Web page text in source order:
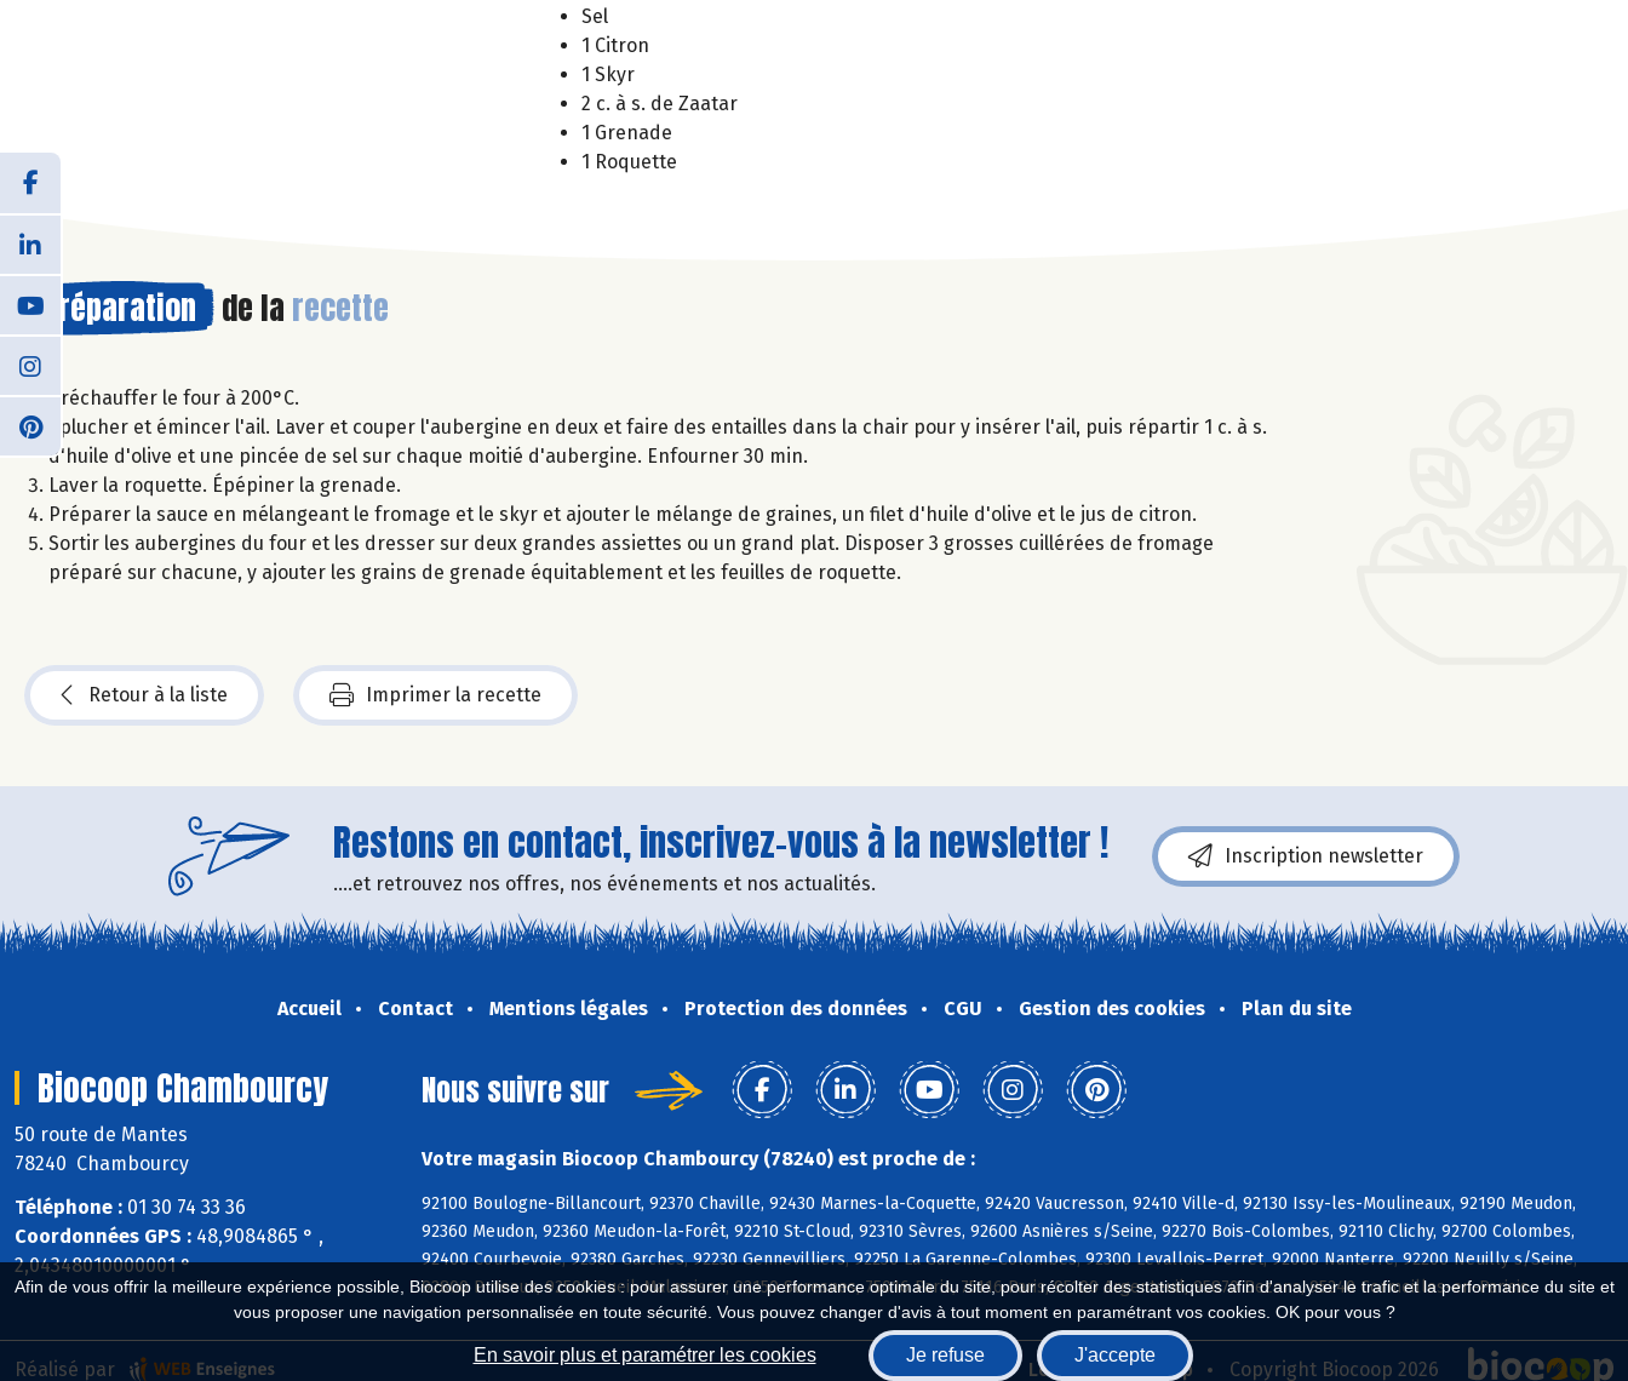
Afin de vous offrir la meilleure expérience possible, Biocoop utilise des cookies : pour assurer une performance optimale du site, pour récolter des statistiques afin d'analyser le trafic et la performance du site et
vous proposer une navigation personnalisée en toute sécurité. Vous pouvez changer d'avis à tout moment en paramétrant vos cookies. OK pour vous ?
En savoir plus et paramétrer les cookies Je refuse J'accepte
Sel
1 Citron
1 Skyr
2 c. à s. de Zaatar
1 Grenade
1 Roquette
Préparation de la recette
Préchauffer le four à 200°C.
Éplucher et émincer l'ail. Laver et couper l'aubergine en deux et faire des entailles dans la chair pour y insérer l'ail, puis répartir 1 c. à s.
d'huile d'olive et une pincée de sel sur chaque moitié d'aubergine. Enfourner 30 min.
Laver la roquette. Épépiner la grenade.
Préparer la sauce en mélangeant le fromage et le skyr et ajouter le mélange de graines, un filet d'huile d'olive et le jus de citron.
Sortir les aubergines du four et les dresser sur deux grandes assiettes ou un grand plat. Disposer 3 grosses cuillérées de fromage
préparé sur chacune, y ajouter les grains de grenade équitablement et les feuilles de roquette.
Retour à la liste Imprimer la recette
Restons en contact, inscrivez-vous à la newsletter !
....et retrouvez nos offres, nos événements et nos actualités.
Inscription newsletter
Accueil Contact Mentions légales Protection des données CGU Gestion des cookies Plan du site
Biocoop Chambourcy
50 route de Mantes
78240 Chambourcy
Téléphone : 01 30 74 33 36
Coordonnées GPS : 48,9084865 ° ,
2,04348010000001 °
Nous suivre sur
Votre magasin Biocoop Chambourcy (78240) est proche de :
92100 Boulogne-Billancourt, 92370 Chaville, 92430 Marnes-la-Coquette, 92420 Vaucresson, 92410 Ville-d, 92130 Issy-les-Moulineaux, 92190 Meudon,
92360 Meudon, 92360 Meudon-la-Forêt, 92210 St-Cloud, 92310 Sèvres, 92600 Asnières s/Seine, 92270 Bois-Colombes, 92110 Clichy, 92700 Colombes,
92400 Courbevoie, 92380 Garches, 92230 Gennevilliers, 92250 La Garenne-Colombes, 92300 Levallois-Perret, 92000 Nanterre, 92200 Neuilly s/Seine,
92800 Puteaux, 92500 Rueil-Malmaison, 92150 Suresnes, 75016 Paris, 75116 Paris, 95100 Argenteuil, 95870 Bezons, 95240 Cormeilles-en-Parisis
Biocoop.fr Le réseau Biocoop Copyright Biocoop 2026
Réalisé par